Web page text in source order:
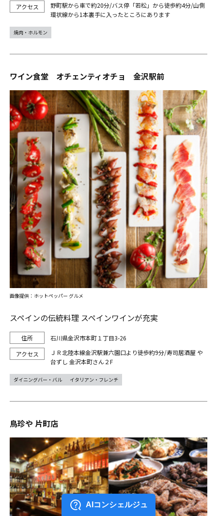
野町駅から車で約20分/バス停「若松」から徒歩約4分/山側
環状線から1本裏手に入ったところにあります
焼肉・ホルモン
ワイン食堂 オチェンティオチョ 金沢駅前
スペインの伝統料理 スペインワインが充実
石川県金沢市本町１丁目3-26
ＪＲ北陸本線金沢駅兼六園口より徒歩約9分/寿司居酒屋 や
台ずし 金沢本町さん２F
画像提供：ホットペッパー グルメ
ダイニングバー・バル イタリアン・フレンチ
鳥珍や 片町店